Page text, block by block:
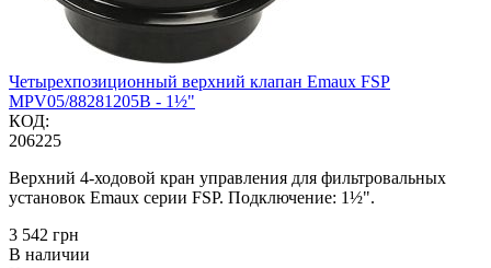
Четырехпозиционный верхний клапан Emaux FSP
MPV05/88281205B - 1½"
КОД:
206225
Верхний 4-ходовой кран управления для фильтровальных
установок Emaux серии FSP. Подключение: 1½".
‍3 542‍ грн
В наличии